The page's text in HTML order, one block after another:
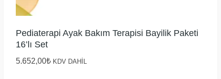
Pediaterapi Ayak Bakım Terapisi Bayilik Paketi
16’lı Set
5.652,00₺ KDV DAHİL